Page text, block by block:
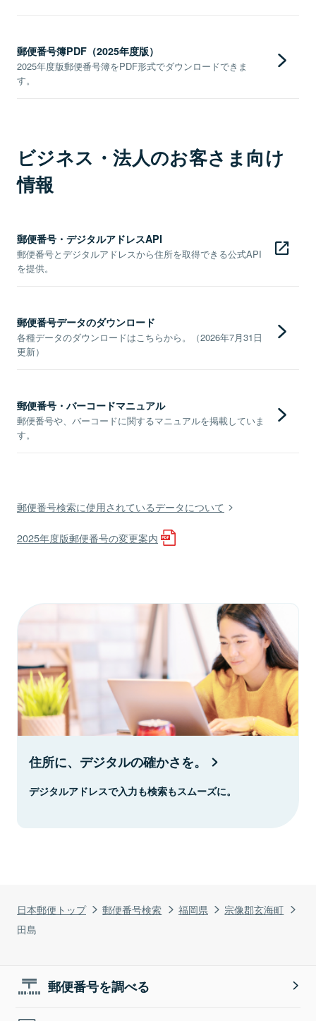
日本郵便トップ 郵便番号検索 福岡県
宗像郡玄海町
田島
郵便番号簿PDF（2025年度版）
2025年度版郵便番号簿をPDF形式でダウンロードできま
す。
ビジネス・法人のお客さま向け
情報
郵便番号・デジタルアドレスAPI
郵便番号とデジタルアドレスから住所を取得できる公式API
を提供。
郵便番号データのダウンロード
各種データのダウンロードはこちらから。（2026年7月31日
更新）
郵便番号・バーコードマニュアル
郵便番号や、バーコードに関するマニュアルを掲載していま
す。
郵便番号検索に使用されているデータについて
2025年度版郵便番号の変更案内
住所に、デジタルの確かさを。
デジタルアドレスで入力も検索もスムーズに。
郵便番号を調べる